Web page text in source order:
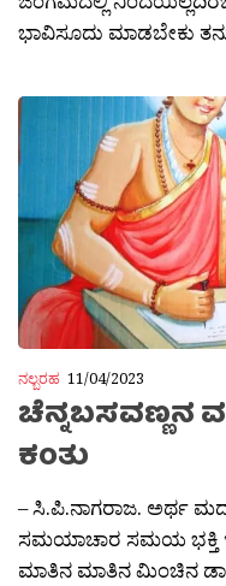
ಭಾವಿಸೂದು ಮಾಡಬೇಕು
ನಲ್ಬರಹ 11/04/2023
ಚೆನ್ನಬಸವಣ್ಣನ
ಕಂತು
– ಸಿ.ಪಿ.ನಾಗರಾಜ. ಅರ್ಥ
ಸಮಯಾಚಾರ ಸಮಯ ಭಕ್ತಿ
ಮಾತಿನ ಮಾತಿನ ಮಿಂಚಿನ